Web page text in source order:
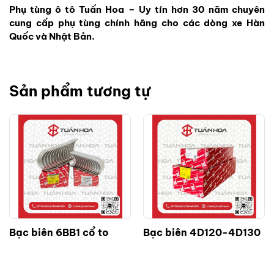
Phụ tùng ô tô Tuấn Hoa – Uy tín hơn 30 năm chuyên
cung cấp phụ tùng chính hãng cho các dòng xe Hàn
Quốc và Nhật Bản.
Sản phẩm tương tự
Bạc biên 6BB1 cổ to Bạc biên 4D120-4D130